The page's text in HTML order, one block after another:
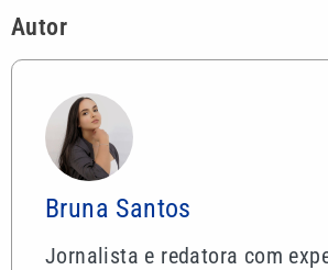
Autor
Bruna Santos
Jornalista e redatora com